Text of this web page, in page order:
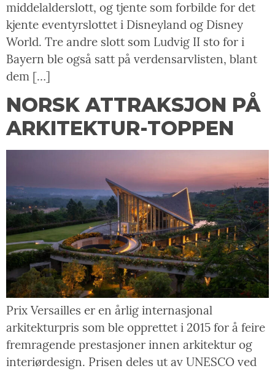
middelalderslott, og tjente som forbilde for det
kjente eventyrslottet i Disneyland og Disney
World. Tre andre slott som Ludvig II sto for i
Bayern ble også satt på verdensarvlisten, blant
dem […]
NORSK ATTRAKSJON PÅ
ARKITEKTUR-TOPPEN
Prix Versailles er en årlig internasjonal
arkitekturpris som ble opprettet i 2015 for å feire
fremragende prestasjoner innen arkitektur og
interiørdesign. Prisen deles ut av UNESCO ved